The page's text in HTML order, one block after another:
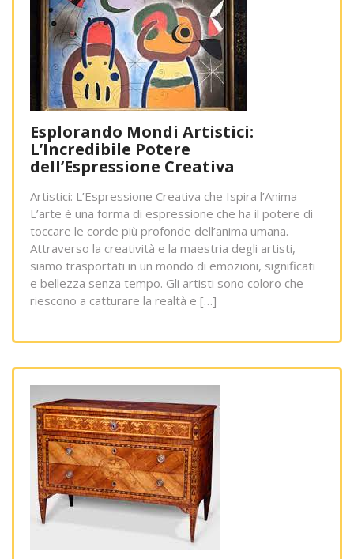
Esplorando Mondi Artistici:
L’Incredibile Potere
dell’Espressione Creativa
Artistici: L’Espressione Creativa che Ispira l’Anima
L’arte è una forma di espressione che ha il potere di
toccare le corde più profonde dell’anima umana.
Attraverso la creatività e la maestria degli artisti,
siamo trasportati in un mondo di emozioni, significati
e bellezza senza tempo. Gli artisti sono coloro che
riescono a catturare la realtà e […]